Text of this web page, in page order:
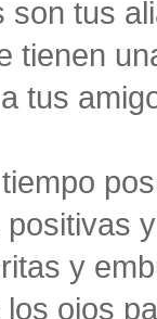
son tus
tienen
tus
positivas
y
ojos